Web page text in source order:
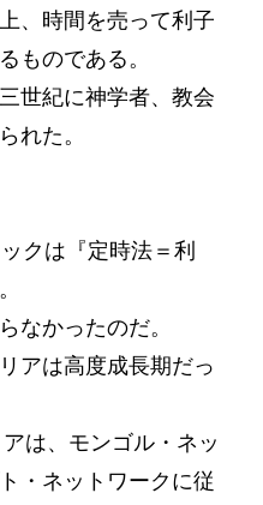
、時間を売って利子
ものである。
世紀に神学者、教会
れた。
クは『定時法＝利
なかったのだ。
アは高度成長期だっ
は、モンゴル・ネッ
・ネットワークに従